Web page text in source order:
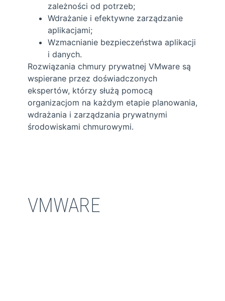
zależności od potrzeb;
Wdrażanie i efektywne zarządzanie
aplikacjami;
Wzmacnianie bezpieczeństwa aplikacji
i danych.
Rozwiązania chmury prywatnej VMware są
wspierane przez doświadczonych
ekspertów, którzy służą pomocą
organizacjom na każdym etapie planowania,
wdrażania i zarządzania prywatnymi
środowiskami chmurowymi.
VMWARE